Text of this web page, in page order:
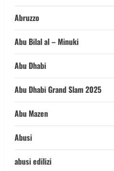
Abruzzo
Abu Bilal al – Minuki
Abu Dhabi
Abu Dhabi Grand Slam 2025
Abu Mazen
Abusi
abusi edilizi